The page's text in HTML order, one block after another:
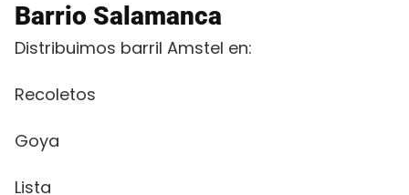
Barrio Salamanca
Distribuimos barril Amstel en:
Recoletos
Goya
Lista